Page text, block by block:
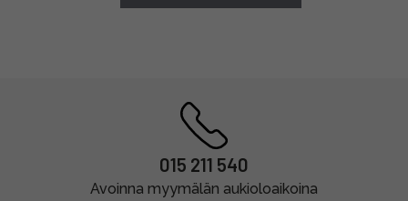
015 211 540
Avoinna myymälän aukioloaikoina